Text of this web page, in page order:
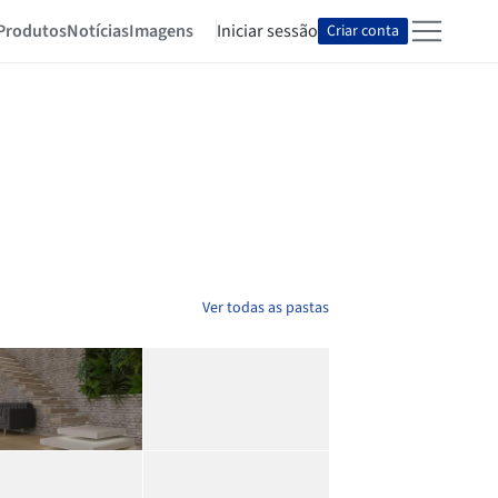
NotíciasImagens Iniciar sessão Criar conta
Ver todas as pastas